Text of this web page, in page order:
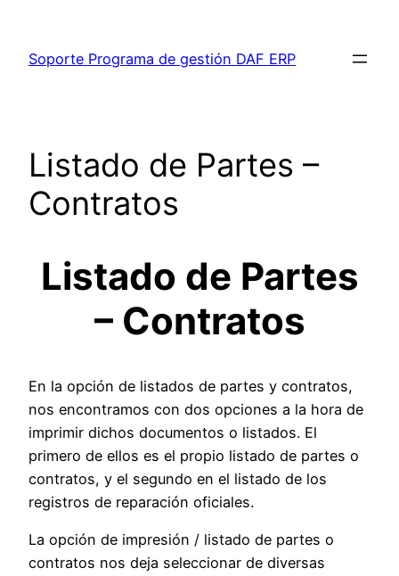
contenido
Soporte Programa de gestión DAF ERP
Listado de Partes –
Contratos
Listado de Partes
– Contratos
En la opción de listados de partes y contratos,
nos encontramos con dos opciones a la hora de
imprimir dichos documentos o listados. El
primero de ellos es el propio listado de partes o
contratos, y el segundo en el listado de los
registros de reparación oficiales.
La opción de impresión / listado de partes o
contratos nos deja seleccionar de diversas